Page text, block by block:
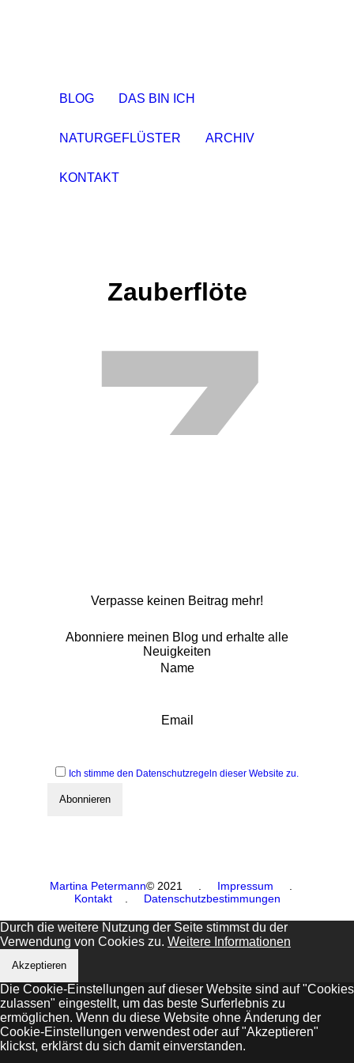
BLOG DAS BIN ICH
NATURGEFLÜSTER ARCHIV
KONTAKT
Zauberflöte
Verpasse keinen Beitrag mehr!
Abonniere meinen Blog und erhalte alle
Neuigkeiten
Name
Email
Ich stimme den Datenschutzregeln dieser Website zu.
Martina Petermann© 2021 Impressum
Kontakt
Datenschutzbestimmungen
Durch die weitere Nutzung der Seite stimmst du der
Verwendung von Cookies zu. Weitere Informationen
Akzeptieren
Die Cookie-Einstellungen auf dieser Website sind auf "Cookies
zulassen" eingestellt, um das beste Surferlebnis zu
ermöglichen. Wenn du diese Website ohne Änderung der
Cookie-Einstellungen verwendest oder auf "Akzeptieren"
klickst, erklärst du sich damit einverstanden.